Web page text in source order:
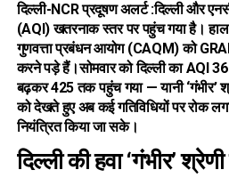
दिल्ली-NCR प्रदूषण अलर्ट:दिल्ली और
(AQI) खतरनाक स्तर पर पहुंच गया है।
गुणवत्ता प्रबंधन आयोग (CAQM) को
करने पड़े हैं।सोमवार को दिल्ली का AQI
बढ़कर425तक पहुंच गया — यानी ‘गंभीर’
को देखते हुए अब कई गतिविधियों पर रोक
नियंत्रित किया जा सके।
दिल्ली की हवा ‘गंभीर’